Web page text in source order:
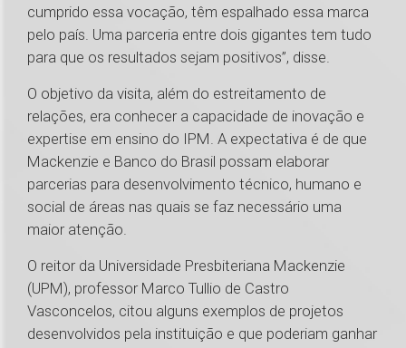
cumprido essa vocação, têm espalhado essa marca
pelo país. Uma parceria entre dois gigantes tem tudo
para que os resultados sejam positivos”, disse.
O objetivo da visita, além do estreitamento de
relações, era conhecer a capacidade de inovação e
expertise em ensino do IPM. A expectativa é de que
Mackenzie e Banco do Brasil possam elaborar
parcerias para desenvolvimento técnico, humano e
social de áreas nas quais se faz necessário uma
maior atenção.
O reitor da Universidade Presbiteriana Mackenzie
(UPM), professor Marco Tullio de Castro
Vasconcelos, citou alguns exemplos de projetos
desenvolvidos pela instituição e que poderiam ganhar